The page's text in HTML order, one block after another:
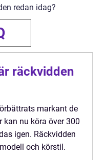
redan idag?
räckvidden
markant de
kan nu köra över 300
igen. Räckvidden
och körstil.